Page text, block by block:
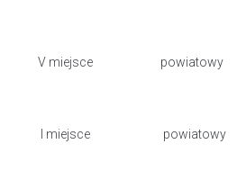
V miejsce powiatowy
I miejsce powiatowy